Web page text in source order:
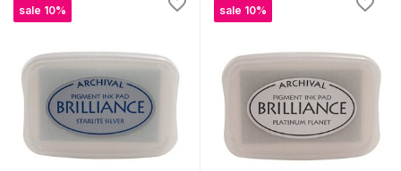
sale 10% sale 10%